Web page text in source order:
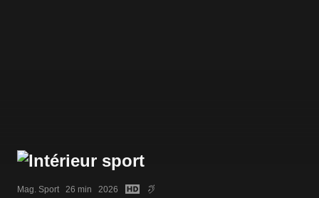
Mag. Sport   26 min   2026